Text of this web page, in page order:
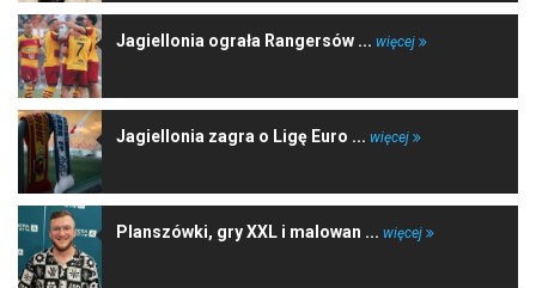
Jagiellonia ograła Rangersów ... więcej
Jagiellonia zagra o Ligę Euro ... więcej
Planszówki, gry XXL i malowan ... więcej